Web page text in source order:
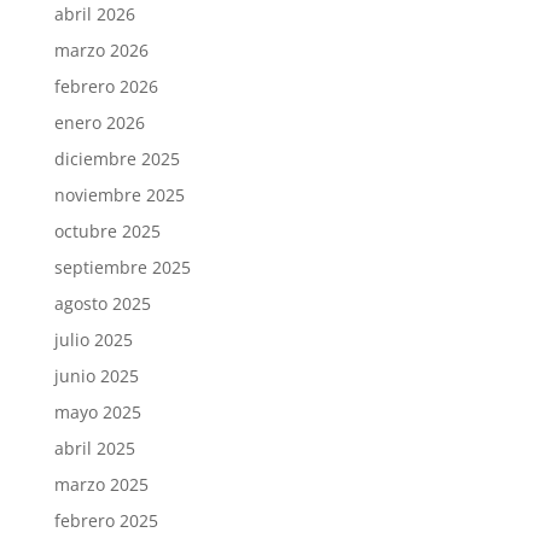
abril 2026
marzo 2026
febrero 2026
enero 2026
diciembre 2025
noviembre 2025
octubre 2025
septiembre 2025
agosto 2025
julio 2025
junio 2025
mayo 2025
abril 2025
marzo 2025
febrero 2025